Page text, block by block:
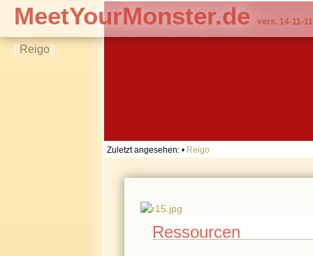
[[Reigo]]
MeetYourMonster.de vers. 14-11-11
Zuletzt angesehen: • Reigo
Ressourcen